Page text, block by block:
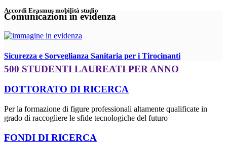
Accordi Erasmus mobilità studio
Comunicazioni in evidenza
Sicurezza e Sorveglianza Sanitaria per i Tirocinanti
500 STUDENTI LAUREATI PER ANNO
DOTTORATO DI RICERCA
Per la formazione di figure professionali altamente qualificate in
grado di raccogliere le sfide tecnologiche del futuro
FONDI DI RICERCA